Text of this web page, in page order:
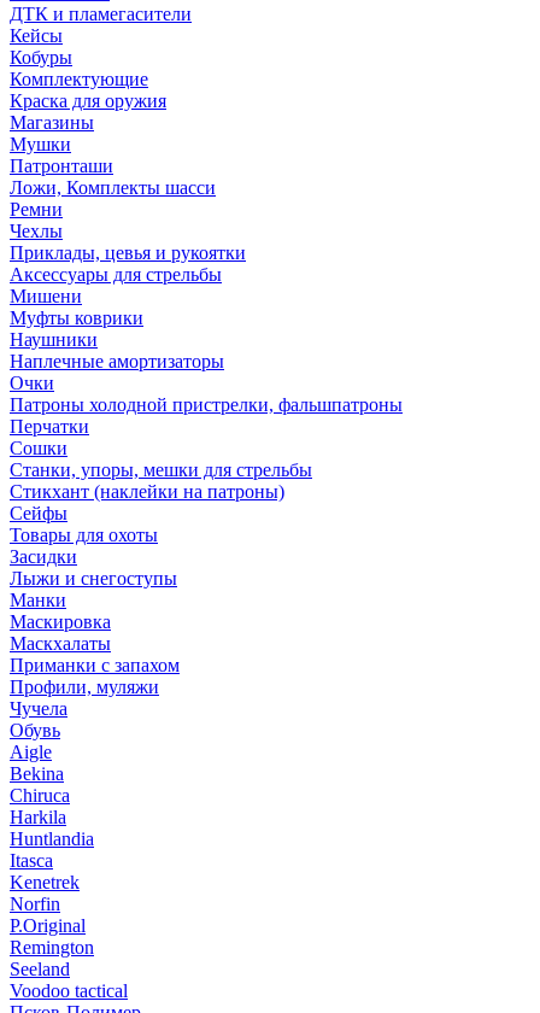
ДТК и пламегасители
Кейсы
Кобуры
Комплектующие
Краска для оружия
Магазины
Мушки
Патронташи
Ложи, Комплекты шасси
Ремни
Чехлы
Приклады, цевья и рукоятки
Аксессуары для стрельбы
Мишени
Муфты коврики
Наушники
Наплечные амортизаторы
Очки
Патроны холодной пристрелки, фальшпатроны
Перчатки
Сошки
Станки, упоры, мешки для стрельбы
Стикхант (наклейки на патроны)
Сейфы
Товары для охоты
Засидки
Лыжи и снегоступы
Манки
Маскировка
Маскхалаты
Приманки с запахом
Профили, муляжи
Чучела
Обувь
Aigle
Bekina
Chiruсa
Harkila
Huntlandia
Itasca
Kenetrek
Norfin
P.Original
Remington
Seeland
Voodoo tactical